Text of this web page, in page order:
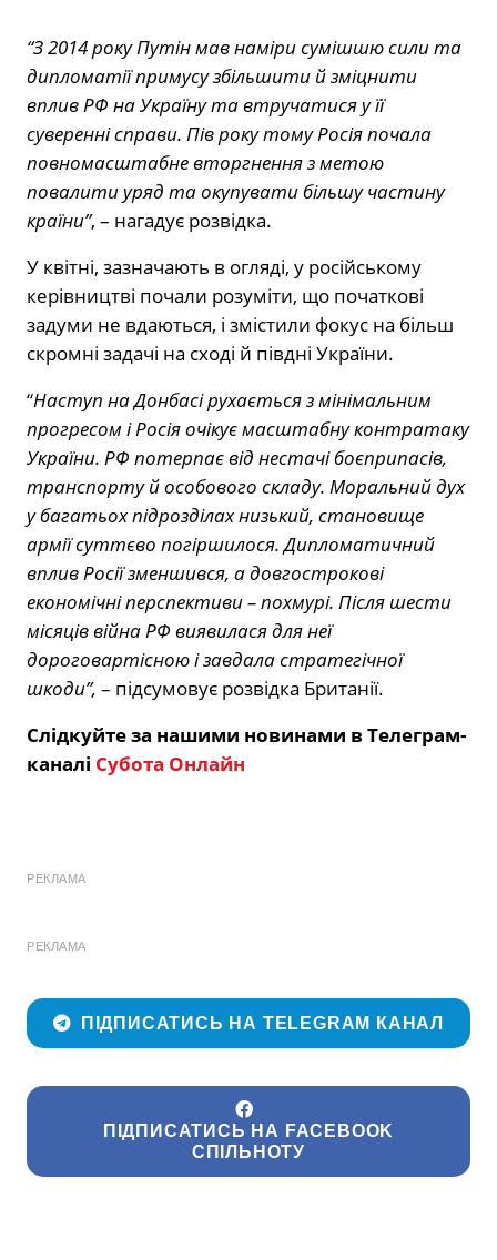
“З 2014 року Путін мав наміри сумішшю сили та
дипломатії примусу збільшити й зміцнити
вплив РФ на Україну та втручатися у її
суверенні справи. Пів року тому Росія почала
повномасштабне вторгнення з метою
повалити уряд та окупувати більшу частину
країни”, – нагадує розвідка.
У квітні, зазначають в огляді, у російському
керівництві почали розуміти, що початкові
задуми не вдаються, і змістили фокус на більш
скромні задачі на сході й півдні України.
“Наступ на Донбасі рухається з мінімальним
прогресом і Росія очікує масштабну контратаку
України. РФ потерпає від нестачі боєприпасів,
транспорту й особового складу. Моральний дух
у багатьох підрозділах низький, становище
армії суттєво погіршилося. Дипломатичний
вплив Росії зменшився, а довгострокові
економічні перспективи – похмурі. Після шести
місяців війна РФ виявилася для неї
дороговартісною і завдала стратегічної
шкоди”, – підсумовує розвідка Британії.
Слідкуйте за нашими новинами в Телеграм-
каналі Субота Онлайн
РЕКЛАМА
РЕКЛАМА
ПІДПИСАТИСЬ НА TELEGRAM КАНАЛ
ПІДПИСАТИСЬ НА FACEBOOK
СПІЛЬНОТУ